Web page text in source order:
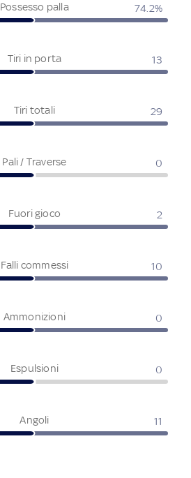
Possesso palla 74.2%
Tiri in porta 13
Tiri totali 29
Pali / Traverse 0
Fuori gioco 2
Falli commessi 10
Ammonizioni 0
Espulsioni 0
Angoli 11